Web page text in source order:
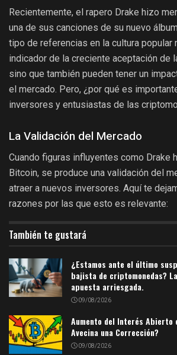
Recientemente, el rapero Drake hizo
una de sus canciones de su nuevo
tipo de referencias en la cultura popular
indicador de la creciente aceptación de
sino que también pueden tener un
el mercado. Pero, ¿por qué es
inversores y entusiastas de las
La Validación del Mercado
Cuando figuras influyentes como Drake
Bitcoin, se produce una validación del
atraer a nuevos inversores. Aquí te
razones por las que esto es relevante:
También te gustará
¿Estamos ante el último
bajista de criptomonedas?
apuesta arriesgada.
09/08/2026
Aumento del Interés Abierto
Avecina una Corrección?
09/08/2026